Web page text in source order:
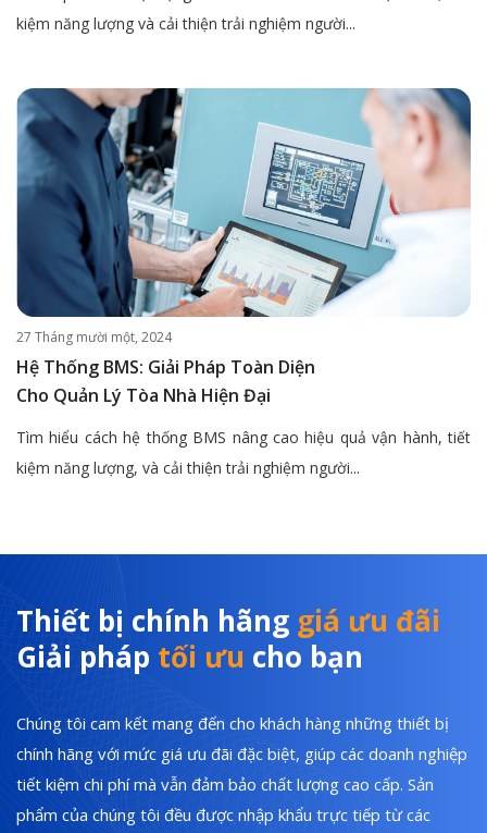
kiệm năng lượng và cải thiện trải nghiệm người...
27 Tháng mười một, 2024
Hệ Thống BMS: Giải Pháp Toàn Diện
Cho Quản Lý Tòa Nhà Hiện Đại
Tìm hiểu cách hệ thống BMS nâng cao hiệu quả vận hành, tiết
kiệm năng lượng, và cải thiện trải nghiệm người...
Thiết bị chính hãng giá ưu đãi
Giải pháp tối ưu cho bạn
Chúng tôi cam kết mang đến cho khách hàng những thiết bị
chính hãng với mức giá ưu đãi đặc biệt, giúp các doanh nghiệp
tiết kiệm chi phí mà vẫn đảm bảo chất lượng cao cấp. Sản
phẩm của chúng tôi đều được nhập khẩu trực tiếp từ các